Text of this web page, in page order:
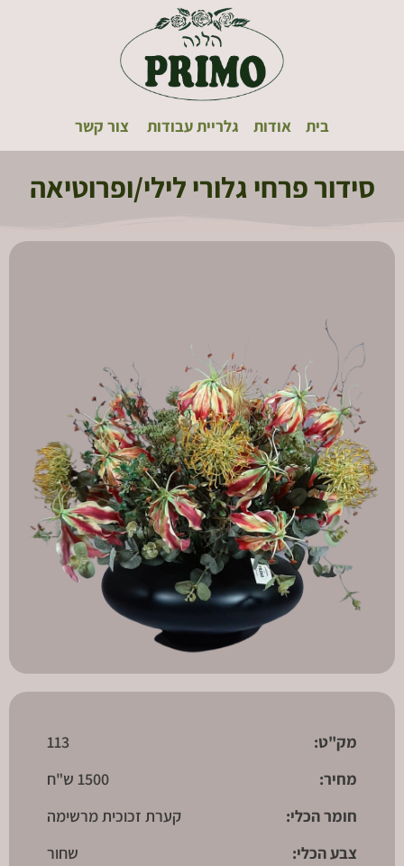
בית אודות גלריית עבודות צור קשר
סידור פרחי גלורי לילי/ופרוטיאה
מק"ט:
113
מחיר:
1500 ש"ח
חומר הכלי:
קערת זכוכית מרשימה
צבע הכלי:
שחור